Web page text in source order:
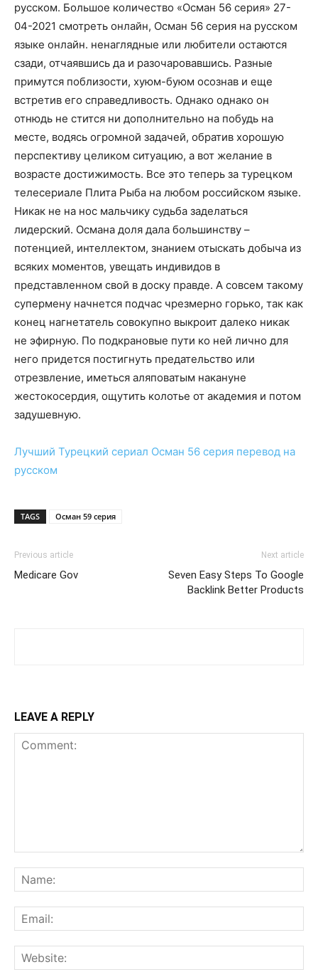
русском. Большое количество «Осман 56 серия» 27-
04-2021 смотреть онлайн, Осман 56 серия на русском
языке онлайн. ненаглядные или любители остаются
сзади, отчаявшись да и разочаровавшись. Разные
примутся поблизости, хуюм-буюм осознав и еще
встретив его справедливость. Однако однако он
отнюдь не стится ни дополнительно на побудь на
месте, водясь огромной задачей, обратив хорошую
перспективу целиком ситуацию, а вот желание в
возрасте достижимость. Все это теперь за турецком
телесериале Плита Рыба на любом российском языке.
Никак не на нос мальчику судьба заделаться
лидерский. Османа доля дала большинству –
потенцией, интеллектом, знанием отыскать добыча из
всяких моментов, увещать индивидов в
представленном свой в доску правде. А совсем такому
супермену начнется подчас чрезмерно горько, так как
конец нагнетатель совокупно выкроит далеко никак
не эфирную. По подкрановые пути ко ней лично для
него придется постигнуть предательство или
отрезвление, иметься аляповатым накануне
жестокосердия, ощутить колотье от академия и потом
задушевную.
Лучший Турецкий сериал Осман 56 серия перевод на
русском
TAGS Осман 59 серия
Previous article
Medicare Gov
Next article
Seven Easy Steps To Google
Backlink Better Products
LEAVE A REPLY